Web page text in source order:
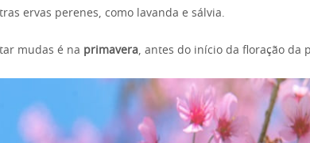
ervas perenes, como lavanda e sálvia.
mudas é na primavera, antes do início da floração da